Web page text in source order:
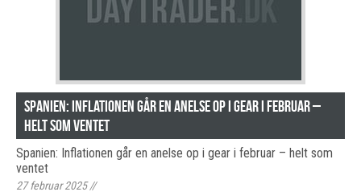
Spanien: Inflationen går en anelse op i gear i februar –
helt som ventet
Spanien: Inflationen går en anelse op i gear i februar – helt som
ventet
27 februar 2025//